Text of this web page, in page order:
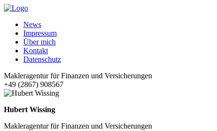
News
Impressum
Über mich
Kontakt
Datenschutz
Makleragentur für Finanzen und Versicherungen
+49 (2867) 908567
Hubert Wissing
Makleragentur für Finanzen und Versicherungen